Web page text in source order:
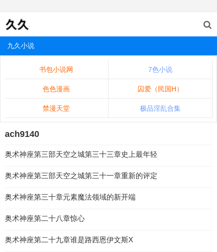
九久小说
书包小说网 7色小说
色色漫画 囚爱（民国H）
禁漫天堂 极品淫乱合集
ach9140
奥术神座第三部天空之城第三十三章史上最年轻
奥术神座第三部天空之城第三十一章重新的评定
奥术神座第三十章元素魔法领域的新开端
奥术神座第二十八章惊心
奥术神座第二十九章谁是路西恩伊文斯X